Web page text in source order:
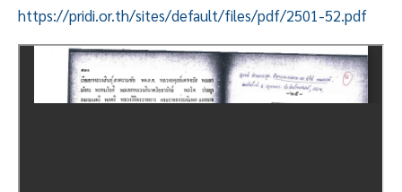
https://pridi.or.th/sites/default/files/pdf/2501-52.pdf